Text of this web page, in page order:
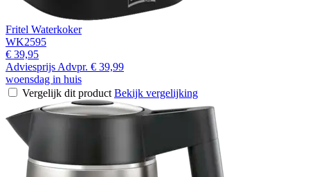
Fritel Waterkoker
WK2595
€ 39,95
Adviesprijs Advpr. € 39,99
woensdag in huis
Vergelijk dit product Bekijk vergelijking